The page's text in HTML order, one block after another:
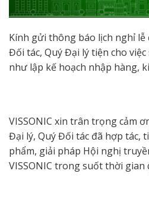
Kính gửi thông báo lịch nghỉ lễ
Đối tác, Quý Đại lý tiện cho
như lập kế hoạch nhập hàng,
VISSONIC xin trân trọng cảm
Đại lý, Quý Đối tác đã hợp tác,
phẩm, giải pháp Hội nghị
VISSONIC trong suốt thời gian